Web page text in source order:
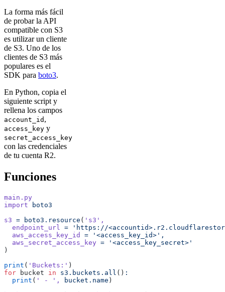
La forma más fácil
de probar la API
compatible con S3
es utilizar un cliente
de S3. Uno de los
clientes de S3 más
populares es el
SDK para boto3.
En Python, copia el
siguiente script y
rellena los campos
account_id ,
access_key y
secret_access_key
con las credenciales
de tu cuenta R2.
Funciones
main.py
import boto3
s3 = boto3.resource ( 's3' ,
  endpoint_url
= 'https://
  aws_access_key_id
= '<access_key_id>',
  aws_secret_access_key
= '<access_key_secret>'
)
print ( 'Buckets:' )
for bucket in s3.buckets.all () :
  print
( ' - ' , bucket.name )